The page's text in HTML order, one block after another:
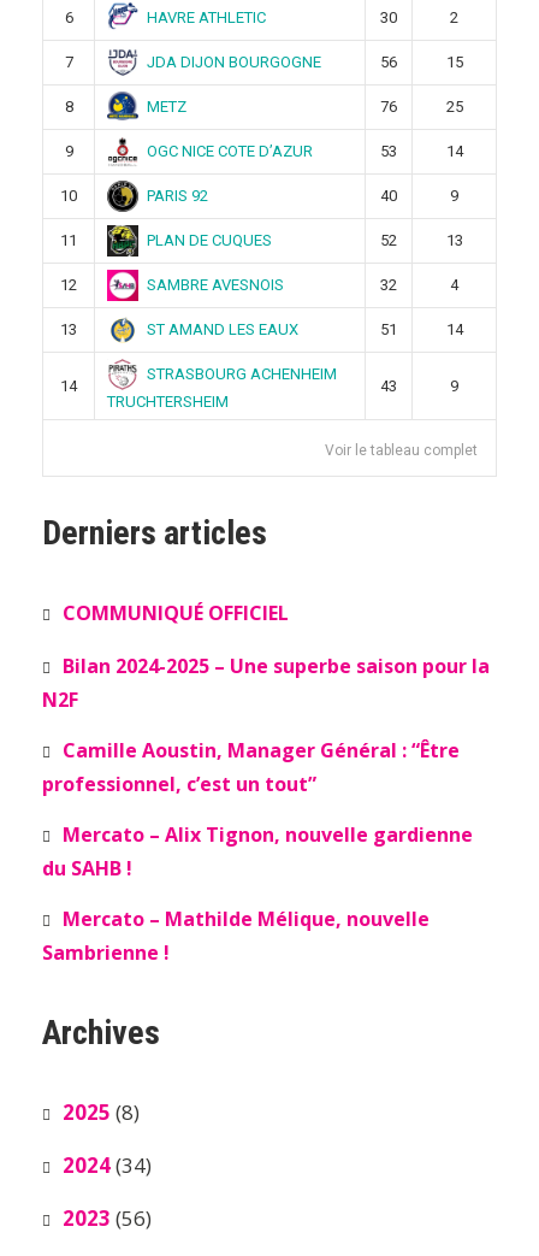
6 HAVRE ATHLETIC 30 2
7 JDA DIJON BOURGOGNE 56 15
8 METZ 76 25
9 OGC NICE COTE D’AZUR 53 14
10 PARIS 92 40 9
11 PLAN DE CUQUES 52 13
12 SAMBRE AVESNOIS 32 4
13 ST AMAND LES EAUX 51 14
14
STRASBOURG ACHENHEIM
TRUCHTERSHEIM
43 9
Voir le tableau complet
Derniers articles
COMMUNIQUÉ OFFICIEL
Bilan 2024-2025 – Une superbe saison pour la
N2F
Camille Aoustin, Manager Général : “Être
professionnel, c’est un tout”
Mercato – Alix Tignon, nouvelle gardienne
du SAHB !
Mercato – Mathilde Mélique, nouvelle
Sambrienne !
Archives
2025 (8)
2024(34)
2023 (56)